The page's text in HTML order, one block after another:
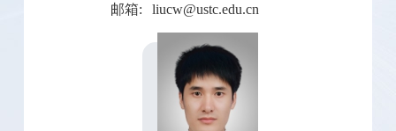
邮箱: liucw@ustc.edu.cn